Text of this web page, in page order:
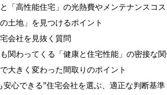
「高性能住宅」の光熱費やメンテナンスコ
土地」を見つけるポイント
会社を見抜く質問
関わってくる「健康と住宅性能」の密接な
大きく変わった間取りのポイント
心できる”住宅会社を選ぶ、適正な判断基準